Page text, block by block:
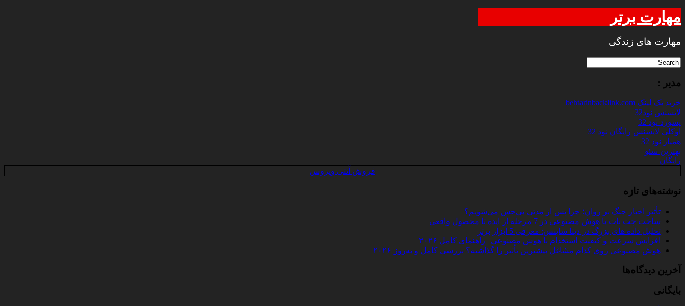
مهارت برتر
مهارت های زندگی
مدیر :
خرید بک لینک behtarinbacklink.com
لایسنس نود32
پسورد نود 32
اوکلی لایسنس رایگان نود 32
همیار نود 32
بهترین سئو
رایگان
فروش آنتی ویروس
نوشته‌های تازه
تأثیر اخبار جنگ بر روان؛ چرا پس از مدتی بی‌حس می‌شویم؟
ساخت چت‌ بات با هوش مصنوعی در 7 مرحله از ایده تا محصول واقعی
تحلیل داده‌ های بزرگ در دیتا ساینس: معرفی 5 ابزار برتر
افزایش سرعت و کیفیت استخدام با هوش مصنوعی | راهنمای کامل ۲۰۲۶
هوش مصنوعی روی کدام مشاغل بیشترین تأثیر را گذاشته؟ بررسی کامل و به‌روز ۲۰۲۶
آخرین دیدگاه‌ها
بایگانی